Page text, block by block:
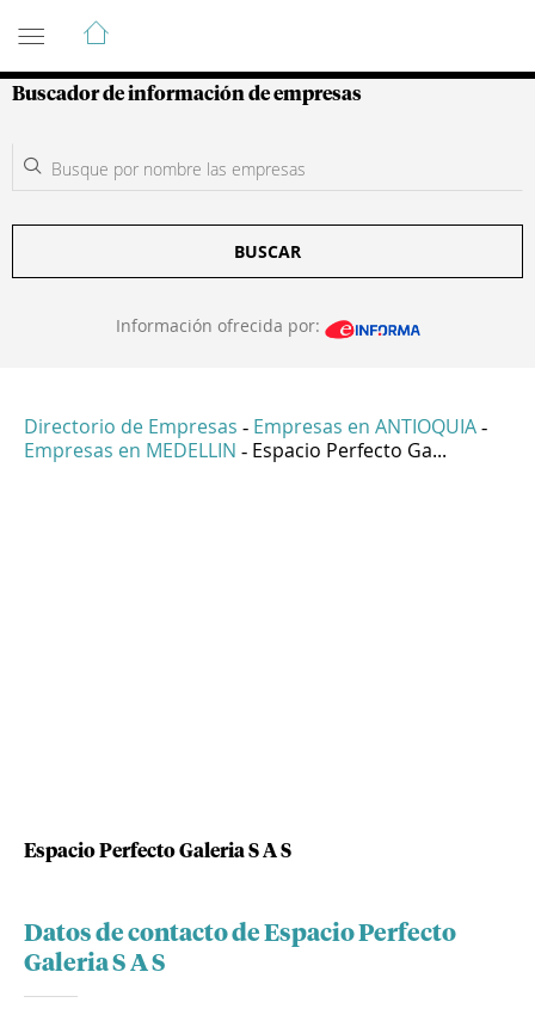
Guía de Empresas Colombianas
Buscador de información de empresas
BUSCAR
Información ofrecida por:
Directorio de Empresas - Empresas en ANTIOQUIA -
Empresas en MEDELLIN - Espacio Perfecto Ga...
Espacio Perfecto Galeria S A S
Datos de contacto de Espacio Perfecto
Galeria S A S